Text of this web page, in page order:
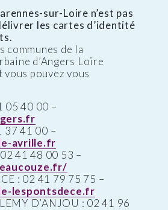
sur-Loire n’est pas
les cartes d’identité
communes de la
d’Angers Loire
pouvez vous
05 40 00 –
37 41 00 –
avrille.fr
41 48 00 53 –
CE : 02 41 79 75 75 –
lespontsdece.fr
D’ANJOU : 02 41 96